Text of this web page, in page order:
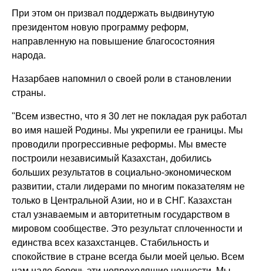
При этом он призвал поддержать выдвинутую
президентом новую программу реформ,
направленную на повышение благосостояния
народа.
Назарбаев напомнил о своей роли в становлении
страны.
"Всем известно, что я 30 лет не покладая рук работал
во имя нашей Родины. Мы укрепили ее границы. Мы
проводили прогрессивные реформы. Мы вместе
построили независимый Казахстан, добились
больших результатов в социально-экономическом
развитии, стали лидерами по многим показателям не
только в Центральной Азии, но и в СНГ. Казахстан
стал узнаваемым и авторитетным государством в
мировом сообществе. Это результат сплоченности и
единства всех казахстанцев. Стабильность и
спокойствие в стране всегда были моей целью. Всем